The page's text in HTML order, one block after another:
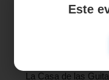
Este
Entradas
La Casa de las